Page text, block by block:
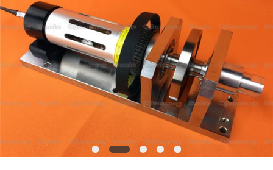
POLÍTICA
DE
PRIVACIDADE